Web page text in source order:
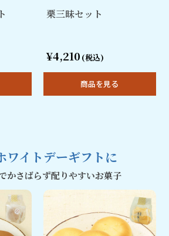
栗三昧セット
¥4,210 (税込)
商品を見る
ワイトデーギフトに
かさばらず配りやすいお菓子